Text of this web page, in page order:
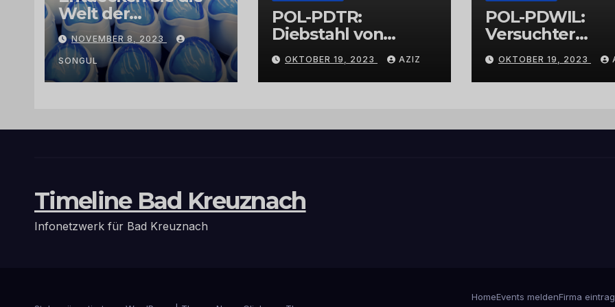
Welt der
Exklusivität:
Arganöl,
Kaktusfeigenkernöl
und
vertrauenswürdige
NOVEMBER 8, 2023
SONGUL
POL-PDTR:
Diebstahl von
Grabschmuck
OKTOBER 19, 2023 AZIZ
POL-PDWIL:
Versuchter
Einbruch im
Gewerbegebiet
Wittlich
OKTOBER 19, 2023
Timeline Bad Kreuznach
Infonetzwerk für Bad Kreuznach
HomeEvents meldenFirma